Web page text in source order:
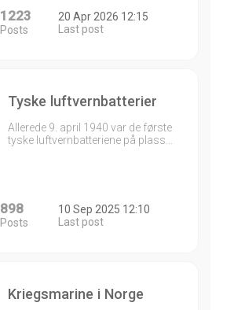
1223
Posts
20 Apr 2026 12:15
Last post
Tyske luftvernbatterier
Allerede 9. april 1940 var de første
tyske luftvernbatteriene på plass…
898
Posts
10 Sep 2025 12:10
Last post
Kriegsmarine i Norge